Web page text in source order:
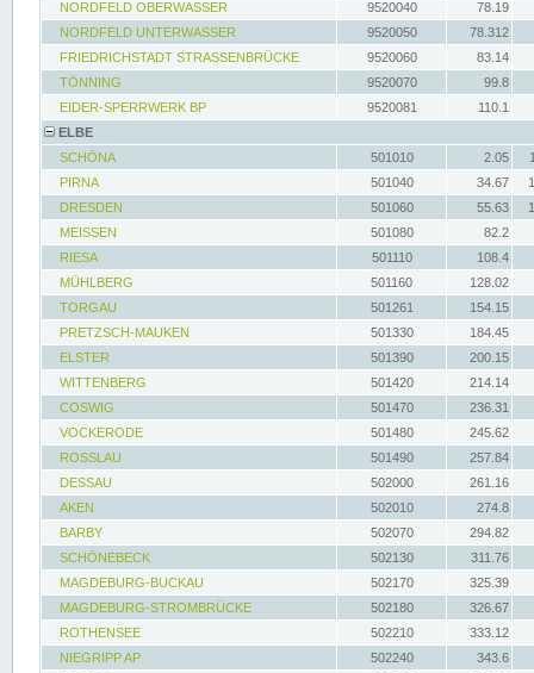
NORDFELD OBERWASSER
9520040
78.19
NORDFELD UNTERWASSER
9520050
78.312
FRIEDRICHSTADT STRASSENBRÜCKE
9520060
83.14
TÖNNING
9520070
99.8
EIDER-SPERRWERK BP
9520081
110.1
ELBE
SCHÖNA
501010 2.05
PIRNA
501040 34.67
DRESDEN
501060 55.63
MEISSEN
501080
82.2
RIESA
501110
108.4
MÜHLBERG
501160
128.02
TORGAU
501261
154.15
PRETZSCH-MAUKEN
501330
184.45
ELSTER
501390
200.15
WITTENBERG
501420
214.14
COSWIG
501470
236.31
VOCKERODE
501480
245.62
ROSSLAU
501490
257.84
DESSAU
502000
261.16
AKEN
502010
274.8
BARBY
502070
294.82
SCHÖNEBECK
502130
311.76
MAGDEBURG-BUCKAU
502170
325.39
MAGDEBURG-STROMBRÜCKE
502180
326.67
ROTHENSEE
502210
333.12
NIEGRIPP AP
502240
343.6